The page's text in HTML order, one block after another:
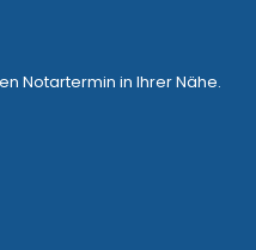
Notartermin in Ihrer Nähe.